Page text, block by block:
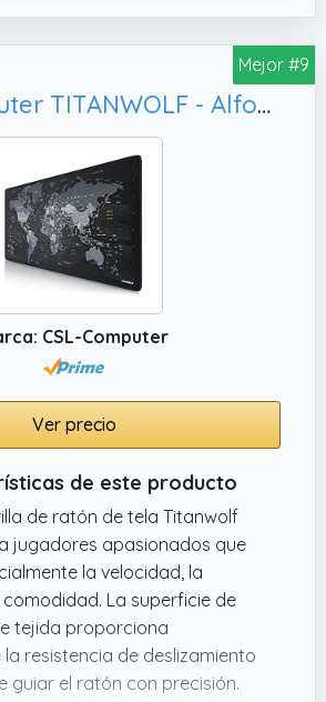
Mejor #9
CSL-Computer TITANWOLF - Alfombrilla de ratón XXL Speed Gaming Titan Wolf Mapamundi 900 x 400 mm - XXL Alfombrilla para ratón, Mejora la precisión y la Velocidad
CSL-Computer
Ver precio
de este producto
de ratón de tela Titanwolf
jugadores apasionados que
la velocidad, la
La superficie de
tejida proporciona
resistencia de deslizamiento
guiar el ratón con precisión.